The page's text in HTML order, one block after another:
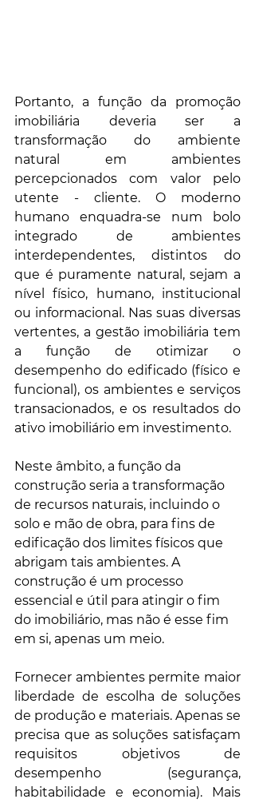
Portanto, a função da promoção
imobiliária deveria ser a
transformação do ambiente
natural em ambientes
percepcionados com valor pelo
utente - cliente. O moderno
humano enquadra-se num bolo
integrado de ambientes
interdependentes, distintos do
que é puramente natural, sejam a
nível físico, humano, institucional
ou informacional. Nas suas diversas
vertentes, a gestão imobiliária tem
a função de otimizar o
desempenho do edificado (físico e
funcional), os ambientes e serviços
transacionados, e os resultados do
ativo imobiliário em investimento.
Neste âmbito, a função da
construção seria a transformação
de recursos naturais, incluindo o
solo e mão de obra, para fins de
edificação dos limites físicos que
abrigam tais ambientes. A
construção é um processo
essencial e útil para atingir o fim
do imobiliário, mas não é esse fim
em si, apenas um meio.
Fornecer ambientes permite maior
liberdade de escolha de soluções
de produção e materiais. Apenas se
precisa que as soluções satisfaçam
requisitos objetivos de
desempenho (segurança,
habitabilidade e economia). Mais